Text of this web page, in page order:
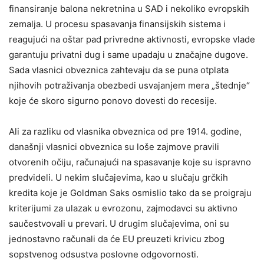
finansiranje balona nekretnina u SAD i nekoliko evropskih
zemalja. U procesu spasavanja finansijskih sistema i
reagujući na oštar pad privredne aktivnosti, evropske vlade
garantuju privatni dug i same upadaju u značajne dugove.
Sada vlasnici obveznica zahtevaju da se puna otplata
njihovih potraživanja obezbedi usvajanjem mera „štednje“
koje će skoro sigurno ponovo dovesti do recesije.
Ali za razliku od vlasnika obveznica od pre 1914. godine,
današnji vlasnici obveznica su loše zajmove pravili
otvorenih očiju, računajući na spasavanje koje su ispravno
predvideli. U nekim slučajevima, kao u slučaju grčkih
kredita koje je Goldman Saks osmislio tako da se proigraju
kriterijumi za ulazak u evrozonu, zajmodavci su aktivno
saučestvovali u prevari. U drugim slučajevima, oni su
jednostavno računali da će EU preuzeti krivicu zbog
sopstvenog odsustva poslovne odgovornosti.